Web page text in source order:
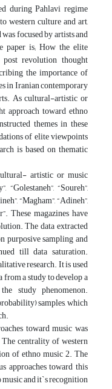
during Pahlavi regime
western culture and art,
focused by artists and
paper is; How the elite
revolution thought
the importance of
in Iranian contemporary
As cultural-artistic or
approach toward ethno
themes in these
of elite viewpoints
is based on thematic
artistic or music
“Soureh”,
“Magham”, “Adineh”,
These magazines have
The data extracted
purposive sampling and
till data saturation.
research. It is used
from a study to develop a
study phenomenon.
samples, which
toward music was
centrality of western
of ethno music 2. The
approaches toward this
and it`s recognition